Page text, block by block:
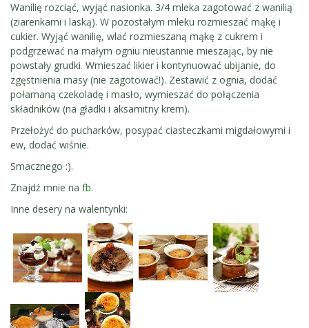
Wanilię rozciąć, wyjąć nasionka. 3/4 mleka zagotować z wanilią
(ziarenkami i laską). W pozostałym mleku rozmieszać mąkę i
cukier. Wyjąć wanilię, wlać rozmieszaną mąkę z cukrem i
podgrzewać na małym ogniu nieustannie mieszając, by nie
powstały grudki. Wmieszać likier i kontynuować ubijanie, do
zgęstnienia masy (nie zagotować!). Zestawić z ognia, dodać
połamaną czekoladę i masło, wymieszać do połączenia
składników (na gładki i aksamitny krem).
Przełożyć do pucharków, posypać ciasteczkami migdałowymi i
ew, dodać wiśnie.
Smacznego :).
Znajdź mnie na fb.
Inne desery na walentynki: